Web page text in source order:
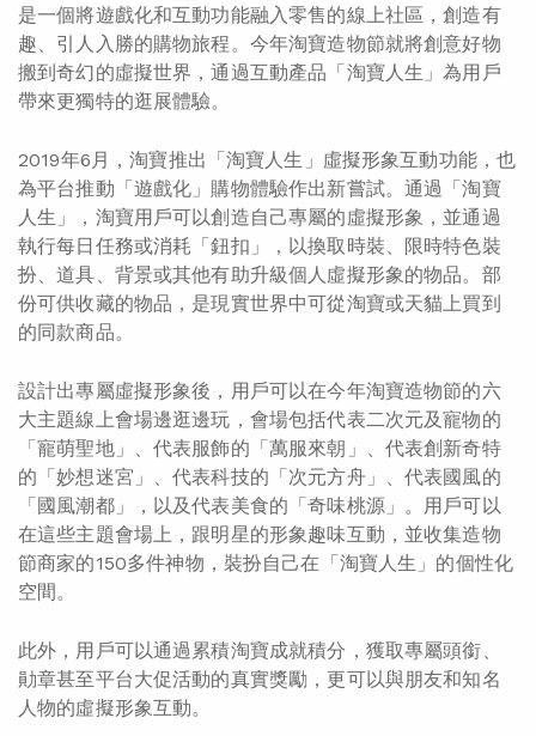
是一個將遊戲化和互動功能融入零售的線上社區，創造有
趣、引人入勝的購物旅程。今年淘寶造物節就將創意好物
搬到奇幻的虛擬世界，通過互動產品「淘寶人生」為用戶
帶來更獨特的逛展體驗。
2019年6月，淘寶推出「淘寶人生」虛擬形象互動功能，也
為平台推動「遊戲化」購物體驗作出新嘗試。通過「淘寶
人生」，淘寶用戶可以創造自己專屬的虛擬形象，並通過
執行每日任務或消耗「鈕扣」，以換取時裝、限時特色裝
扮、道具、背景或其他有助升級個人虛擬形象的物品。部
份可供收藏的物品，是現實世界中可從淘寶或天貓上買到
的同款商品。
設計出專屬虛擬形象後，用戶可以在今年淘寶造物節的六
大主題線上會場邊逛邊玩，會場包括代表二次元及寵物的
「寵萌聖地」、代表服飾的「萬服來朝」、代表創新奇特
的「妙想迷宮」、代表科技的「次元方舟」、代表國風的
「國風潮都」，以及代表美食的「奇味桃源」。用戶可以
在這些主題會場上，跟明星的形象趣味互動，並收集造物
節商家的150多件神物，裝扮自己在「淘寶人生」的個性化
空間。
此外，用戶可以通過累積淘寶成就積分，獲取專屬頭銜、
勛章甚至平台大促活動的真實獎勵，更可以與朋友和知名
人物的虛擬形象互動。